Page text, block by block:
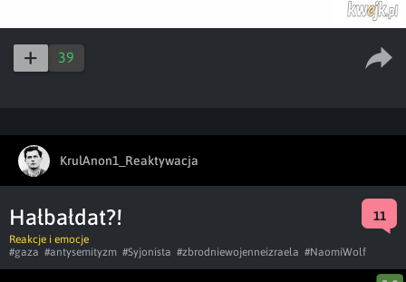
39
KrulAnon1_Reaktywacja
Hałbałdat?! 11
Reakcje i emocje
#gaza #antysemityzm #Syjonista #zbrodniewojenneizraela #NaomiWolf